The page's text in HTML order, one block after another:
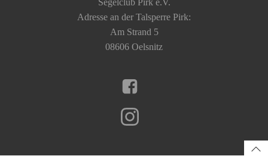
Segelclub Pirk e.V.
Adresse an der Talsperre Pirk:
Am Strand 5
08606 Oelsnitz